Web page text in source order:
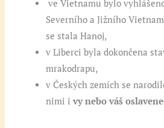
ve Vietnamu bylo
Severního a Jižního
se stala Hanoj,
v Liberci byla dokončena
mrakodrapu,
v Českých zemích se
nimi ivy nebo váš